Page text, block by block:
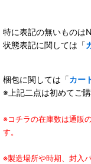
特に表記の無いものは
状態表記に関しては「
梱包に関しては「カー
※上記二点は初めてご
※コチラの在庫数は通販
す。
※製造場所や時期、封入